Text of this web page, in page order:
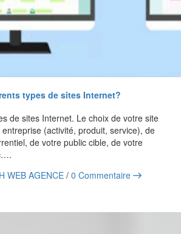
types de sites Internet?
de sites Internet. Le choix de votre site
(activité, produit, service), de
de votre public cible, de votre
WEB AGENCE / 0 Commentaire